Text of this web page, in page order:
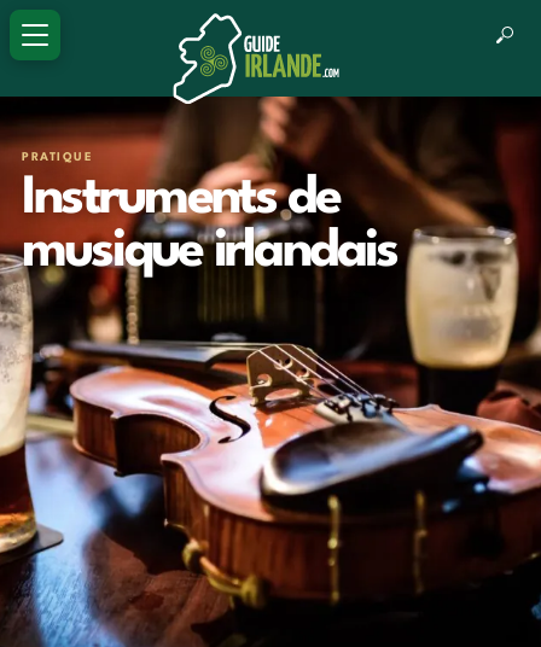
PRATIQUE
Instruments de
musique irlandais